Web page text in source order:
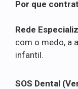
Por que
Rede
com o medo, a
infantil.
SOS Dental